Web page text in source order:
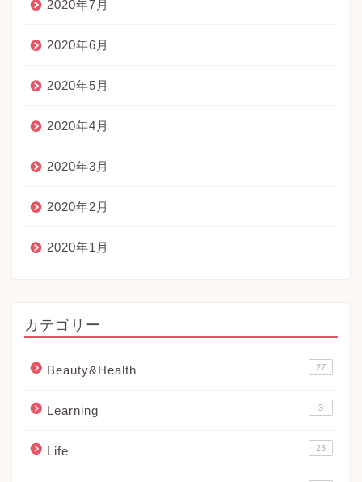
2020年7月
2020年6月
2020年5月
2020年4月
2020年3月
2020年2月
2020年1月
カテゴリー
Beauty&Health 27
Learning 3
Life 23